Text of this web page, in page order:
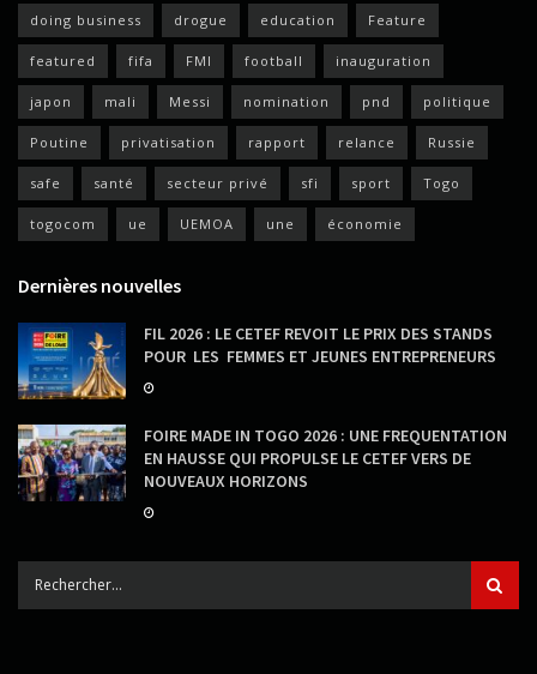
doing business drogue education Feature
featured fifa FMI football inauguration
japon mali Messi nomination pnd politique
Poutine privatisation rapport relance Russie
safe santé secteur privé sfi sport Togo
togocom ue UEMOA une économie
Dernières nouvelles
FIL 2026 : LE CETEF REVOIT LE PRIX DES STANDS
POUR LES FEMMES ET JEUNES ENTREPRENEURS
FOIRE MADE IN TOGO 2026 : UNE FREQUENTATION
EN HAUSSE QUI PROPULSE LE CETEF VERS DE
NOUVEAUX HORIZONS